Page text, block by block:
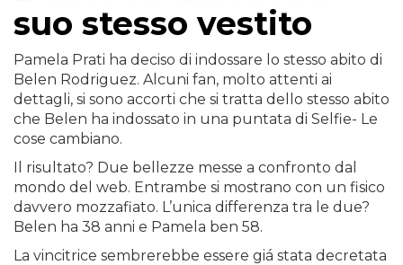
suo stesso vestito
Pamela Prati ha deciso di indossare lo stesso abito di
Belen Rodriguez. Alcuni fan, molto attenti ai
dettagli, si sono accorti che si tratta dello stesso abito
che Belen ha indossato in una puntata di Selfie- Le
cose cambiano.
Il risultato? Due bellezze messe a confronto dal
mondo del web. Entrambe si mostrano con un fisico
davvero mozzafiato. L’unica differenza tra le due?
Belen ha 38 anni e Pamela ben 58.
La vincitrice sembrerebbe essere giá stata decretata